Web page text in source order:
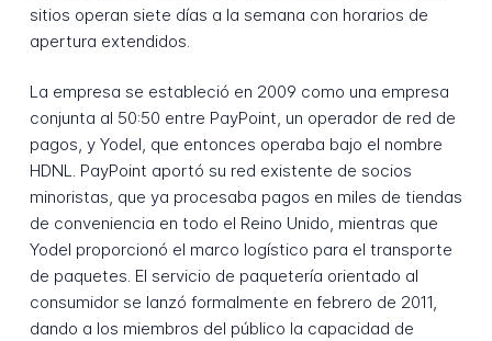
sitios operan siete días a la semana con horarios de
apertura extendidos.
La empresa se estableció en 2009 como una empresa
conjunta al 50:50 entre PayPoint, un operador de red de
pagos, y Yodel, que entonces operaba bajo el nombre
HDNL. PayPoint aportó su red existente de socios
minoristas, que ya procesaba pagos en miles de tiendas
de conveniencia en todo el Reino Unido, mientras que
Yodel proporcionó el marco logístico para el transporte
de paquetes. El servicio de paquetería orientado al
consumidor se lanzó formalmente en febrero de 2011,
dando a los miembros del público la capacidad de